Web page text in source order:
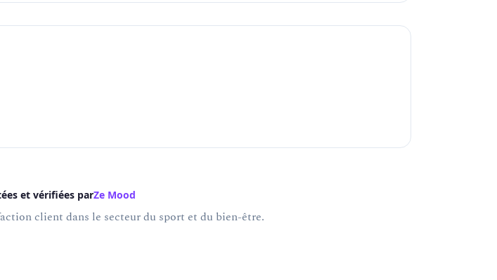
et vérifiées parZe Mood
client dans le secteur du sport et du bien-être.